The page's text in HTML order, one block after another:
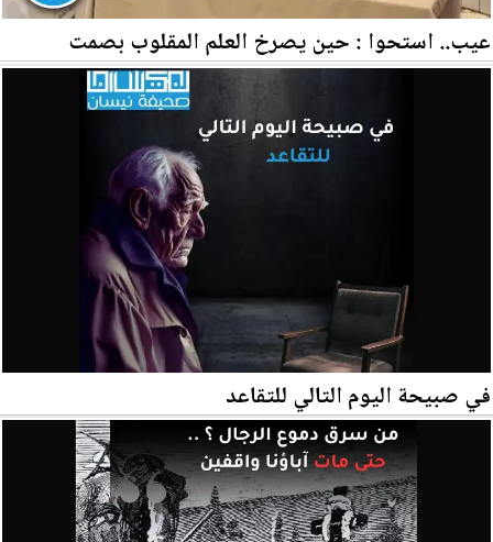
عيب.. استحوا : حين يصرخ العلم المقلوب بصمت
في صبيحة اليوم التالي للتقاعد